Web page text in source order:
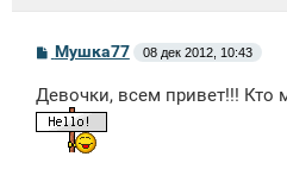
С
о
б
щ
е
Мушка77 08 дек 2012, 10:43
Девочки, всем привет!!! Кто